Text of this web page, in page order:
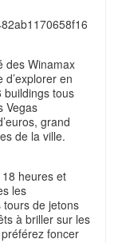
des Winamax
en
buildings tous
Vegas
grand
de la ville.
heures et
les
tours de jetons
à briller sur les
foncer